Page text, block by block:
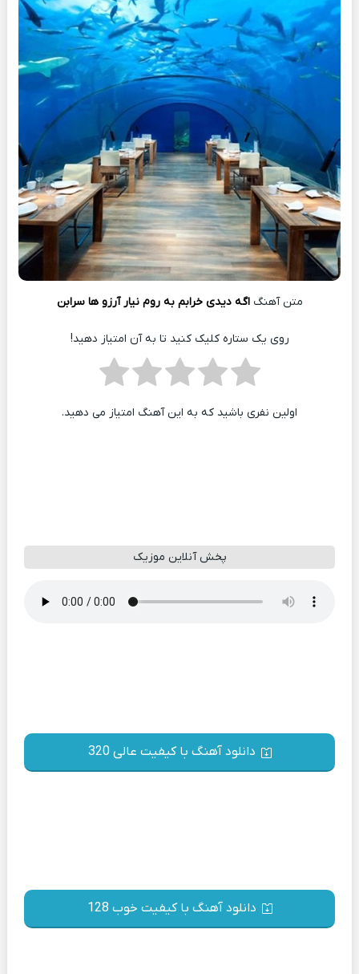
متن آهنگاگه دیدی خرابم به روم نیار آرزو ها سرابن
روی یک ستاره کلیک کنید تا به آن امتیاز دهید!
اولین نفری باشید که به این آهنگ امتیاز می دهید.
پخش آنلاین موزیک
دانلود آهنگ با کیفیت عالی 320
دانلود آهنگ با کیفیت خوب 128